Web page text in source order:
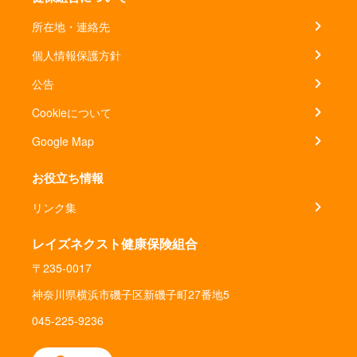
所在地・連絡先
個人情報保護方針
公告
Cookieについて
Google Map
お役立ち情報
リンク集
レイズネクスト健康保険組合
〒235-0017
神奈川県横浜市磯子区新磯子町27番地5
045-225-9236